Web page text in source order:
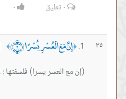
٠تعليق ٠
٣٥ ﴿إِنَّ مَعَ الْعُسْرِ يُسْرًا ﴿٦﴾ ﴾
(إن مع العسر يسرا)